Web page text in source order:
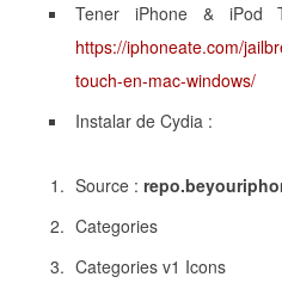
Tener iPhone & iPod
https://iphoneate.com/
touch-en-mac-windows/
Instalar de Cydia :
Source :
Categories
Categories v1 Icons